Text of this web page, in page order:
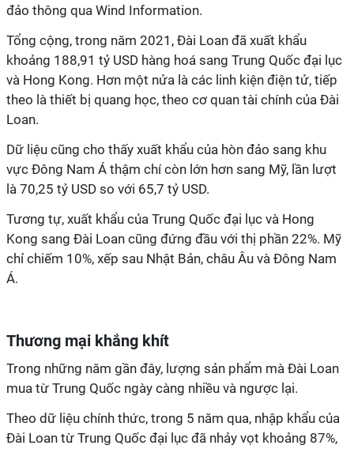
đảo thông qua Wind Information.
Tổng cộng, trong năm 2021, Đài Loan đã xuất khẩu
khoảng 188,91 tỷ USD hàng hoá sang Trung Quốc đại lục
và Hong Kong. Hơn một nửa là các linh kiện điện tử, tiếp
theo là thiết bị quang học, theo cơ quan tài chính của Đài
Loan.
Dữ liệu cũng cho thấy xuất khẩu của hòn đảo sang khu
vực Đông Nam Á thậm chí còn lớn hơn sang Mỹ, lần lượt
là 70,25 tỷ USD so với 65,7 tỷ USD.
Tương tự, xuất khẩu của Trung Quốc đại lục và Hong
Kong sang Đài Loan cũng đứng đầu với thị phần 22%. Mỹ
chỉ chiếm 10%, xếp sau Nhật Bản, châu Âu và Đông Nam
Á.
Thương mại khắng khít
Trong những năm gần đây, lượng sản phẩm mà Đài Loan
mua từ Trung Quốc ngày càng nhiều và ngược lại.
Theo dữ liệu chính thức, trong 5 năm qua, nhập khẩu của
Đài Loan từ Trung Quốc đại lục đã nhảy vọt khoảng 87%,